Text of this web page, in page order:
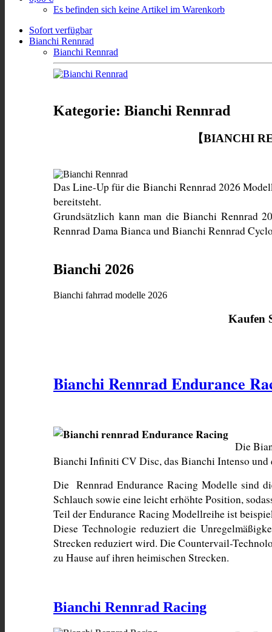
Es befinden sich keine Artikel im Warenkorb
Sofort verfügbar
Bianchi Rennrad
Bianchi Rennrad
Kategorie: Bianchi Rennrad
【BIANCHI
Das Line-Up für die Bianchi Rennrad 2026
bereitsteht.
Grundsätzlich kann man die Bianchi Rennrad
Rennrad Dama Bianca und Bianchi Rennrad
Bianchi 2026
Bianchi fahrrad modelle 2026
Kaufen
Bianchi Rennrad Endurance
Die
Bianchi Infiniti CV Disc, das Bianchi Intenso
Die  Rennrad Endurance Racing Modelle sind
Schlauch sowie eine leicht erhöhte Position,
Teil der Endurance Racing Modellreihe ist
Diese Technologie reduziert die
Strecken reduziert wird. Die Countervail-
zu Hause auf ihren heimischen Strecken.
Bianchi Rennrad Racing